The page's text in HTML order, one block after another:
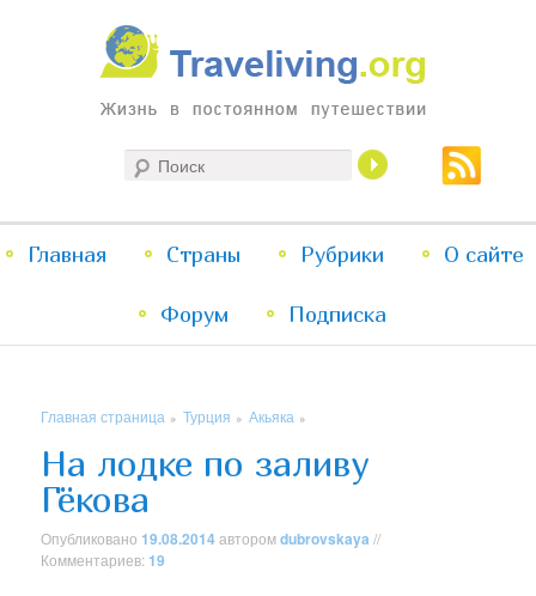
Traveliving
Жизнь в постоянном путешествии
меню
Перейти
к
Перейти
к
Главная Страны Рубрики О сайте
Форум Подписка
Главная страница »Турция »Акьяка »
На лодке по заливу
Гёкова
Опубликовано 19.08.2014авторомdubrovskaya //
Комментариев: 19